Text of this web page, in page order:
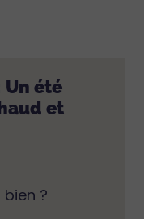
été
et
?